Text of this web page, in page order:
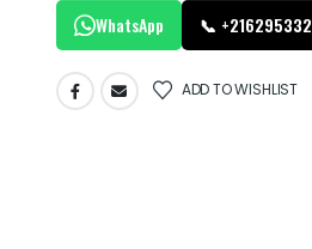
WhatsApp 📞
ADD TO WISHLIST